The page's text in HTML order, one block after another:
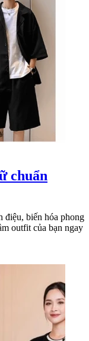
chuẩn
điệu, biến hóa phong
outfit của bạn ngay